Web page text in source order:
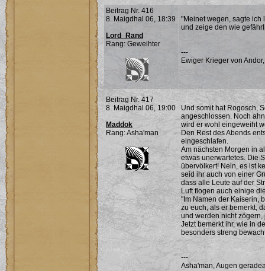
Beitrag Nr. 416
8. Maigdhal 06, 18:39
Lord_Rand
Rang: Geweihter
"Meinet wegen, sagte ich
und zeige den wie
---
Ewiger Krieger von
Beitrag Nr. 417
8. Maigdhal 06, 19:00
Maddok
Rang: Asha'man
Und somit hat Rogosch,
angeschlossen. Noch
wird er wohl eingeweiht
Den Rest des Abends
eingeschlafen.
Am nächsten Morgen in
etwas unerwartetes. Die
übervölkert! Nein, es ist
seid ihr auch von einer
dass alle Leute auf der
Luft flogen auch einige
"Im Namen der Kaiserin,
zu euch, als er bemerkt,
und werden nicht
Jetzt bemerkt ihr, wie in
besonders streng
---
Asha'man, Augen